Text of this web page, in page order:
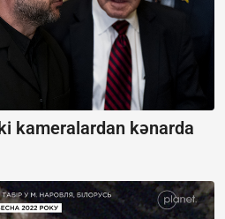
kameralardan kənarda